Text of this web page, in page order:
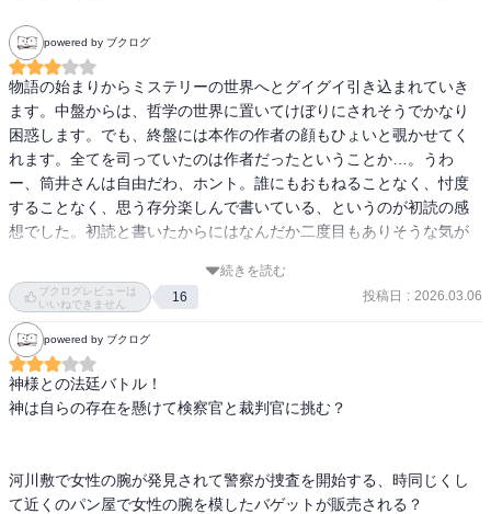
powered by ブクログ
物語の始まりからミステリーの世界へとグイグイ引き込まれていき
ます。中盤からは、哲学の世界に置いてけぼりにされそうでかなり
困惑します。でも、終盤には本作の作者の顔もひょいと覗かせてく
れます。全てを司っていたのは作者だったということか…。うわ
ー、筒井さんは自由だわ、ホント。誰にもおもねることなく、忖度
することなく、思う存分楽しんで書いている、というのが初読の感
想でした。初読と書いたからにはなんだか二度目もありそうな気が
続きを読む
ブクログレビューは
いいねできません
16 投稿日 : 2026.03.06
powered by ブクログ
神様との法廷バトル！
神は自らの存在を懸けて検察官と裁判官に挑む？
河川敷で女性の腕が発見されて警察が捜査を開始する、時同じくし
て近くのパン屋で女性の腕を模したバゲットが販売される？